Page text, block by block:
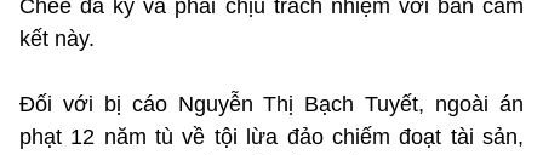
Chee đã ký và phải chịu trách nhiệm với bản cam
kết này.
Đối với bị cáo Nguyễn Thị Bạch Tuyết, ngoài án
phạt 12 năm tù về tội lừa đảo chiếm đoạt tài sản,